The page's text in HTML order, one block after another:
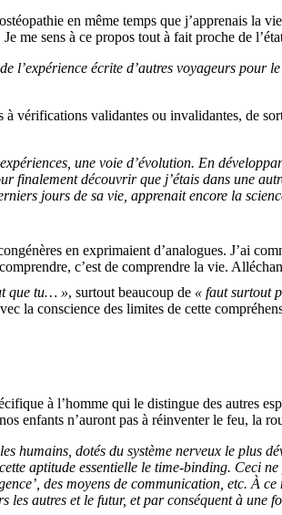
en même temps que j’apprenais la
me sens à ce propos tout à fait proche de
l’expérience écrite d’autres voyageurs pour
vérifications validantes ou invalidantes, de
une voie d’évolution. En
découvrir que j’étais dans une
jours de sa vie, apprenait encore la
en exprimaient d’analogues. J’ai
c’est de comprendre la vie.
que tu… », surtout beaucoup de « faut surtout
la conscience des limites de cette
à l’homme qui le distingue des autres
enfants n’auront pas à réinventer le feu, la
humains, dotés du système nerveux le plus
aptitude essentielle le time-binding. Ceci
des moyens de communication, etc. À
autres et le futur, et par conséquent à une